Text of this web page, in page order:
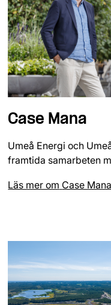
Case Mana
Umeå Energi och
framtida samarbeten
Läs mer om Case Mana